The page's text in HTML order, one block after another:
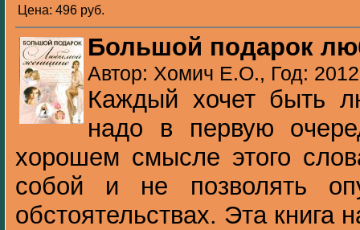
Цена: 496 pуб.
Большой подарок
Автор: Хомич Е.О., Год: 2012
Каждый хочет быть
надо в первую
хорошем смысле этого
собой и не позволять
обстоятельствах. Эта книга